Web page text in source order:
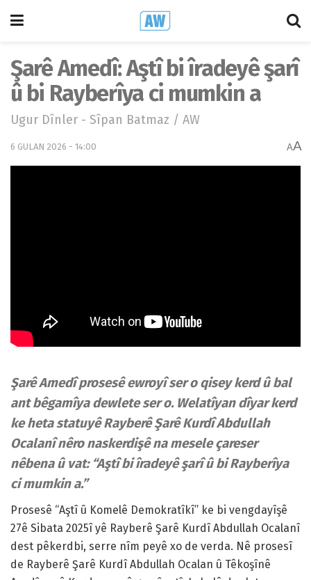
Şarê Amedî: Aştî bi îradeyê şarî
û bi Rayberîya ci mumkin a
Ugur Dînler - Sîpan Batmaz / AW
6 GULAN 2026 - 14:00 AA
Şarê Amedî prosesê ewroyî ser o qisey kerd û bal
ant bêgamîya dewlete ser o. Welatîyan dîyar kerd
ke heta statuyê Rayberê Şarê Kurdî Abdullah
Ocalanî nêro naskerdişê na mesele çareser
nêbena û vat: “Aştî bi îradeyê şarî û bi Rayberîya
ci mumkin a.”
Prosesê “Aştî û Komelê Demokratîkî” ke bi vengdayîşê
27ê Sibata 2025î yê Rayberê Şarê Kurdî Abdullah Ocalanî
dest pêkerdbi, serre nîm peyê xo de verda. Nê prosesî
de Rayberê Şarê Kurdî Abdullah Ocalan û Têkoşînê